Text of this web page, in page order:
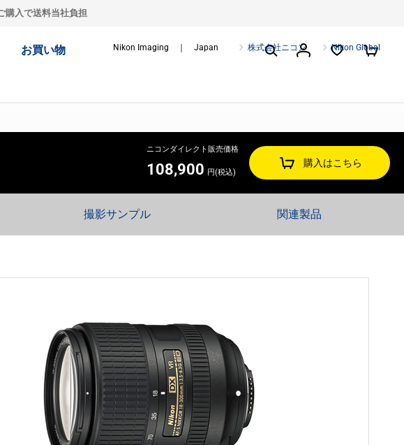
購入で送料当社負担
お買い物 Nikon Imaging ｜ Japan 株式会社ニコン Nikon Global
ニコンダイレクト販売価格
108,900 円(税込)
購入はこちら
撮影サンプル 関連製品